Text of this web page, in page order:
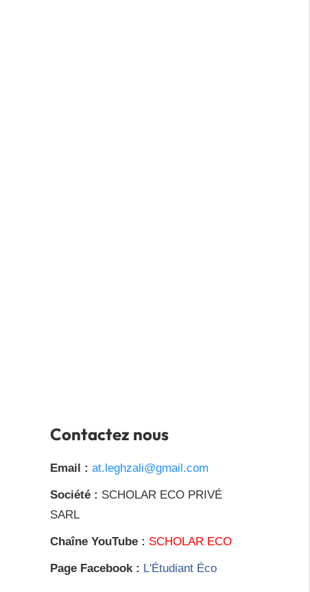
Contactez nous
Email : at.leghzali@gmail.com
Société : SCHOLAR ECO PRIVÉ
SARL
Chaîne YouTube : SCHOLAR ECO
Page Facebook : L'Étudiant Éco